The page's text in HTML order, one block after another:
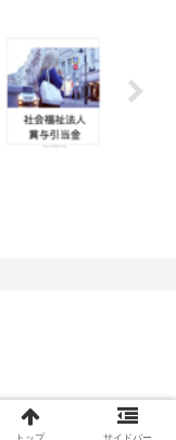
トップ サイドバー